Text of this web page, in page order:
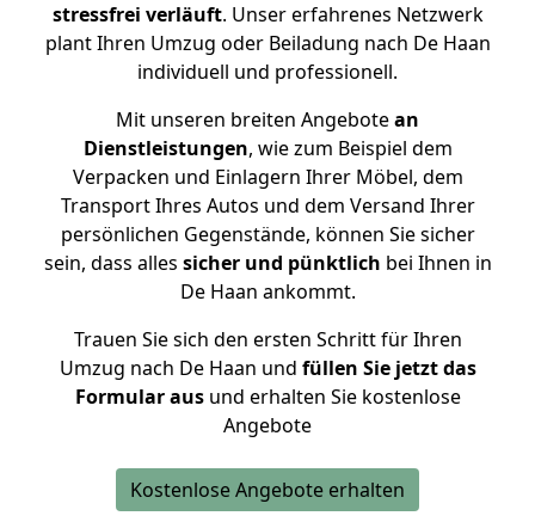
stressfrei verläuft. Unser erfahrenes Netzwerk
plant Ihren Umzug oder Beiladung nach De Haan
individuell und professionell.
Mit unseren breiten Angebotean
Dienstleistungen, wie zum Beispiel dem
Verpacken und Einlagern Ihrer Möbel, dem
Transport Ihres Autos und dem Versand Ihrer
persönlichen Gegenstände, können Sie sicher
sein, dass alles sicher und pünktlich bei Ihnen in
De Haan ankommt.
Trauen Sie sich den ersten Schritt für Ihren
Umzug nach De Haan und füllen Sie jetzt das
Formular ausund erhalten Sie kostenlose
Angebote
Kostenlose Angebote erhalten